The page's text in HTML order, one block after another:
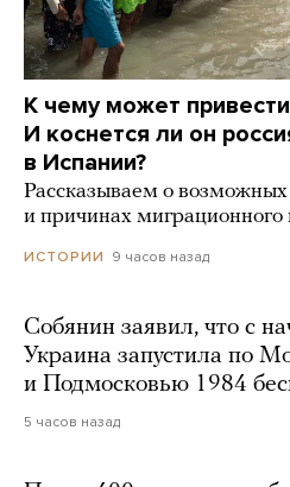
К чему может
И коснется ли он
в Испании?
Рассказываем о возможных
и причинах миграционного
ИСТОРИИ 9 часов назад
Собянин заявил, что с
Украина запустила по
и Подмосковью 1984
5 часов назад